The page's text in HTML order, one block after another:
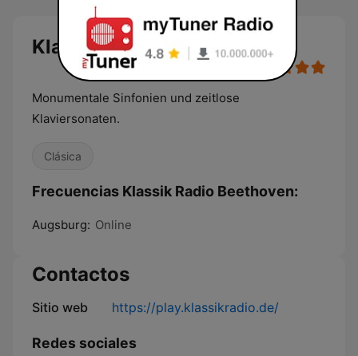
Klassik Radio Beethoven
Monumentale Sinfonien und zeitlose
Klaviersonaten.
Clásica
Frecuencias Klassik Radio Beethoven:
Augsburg: Online
Contactos
Sitio web https://play.klassikradio.de/
Redes sociales